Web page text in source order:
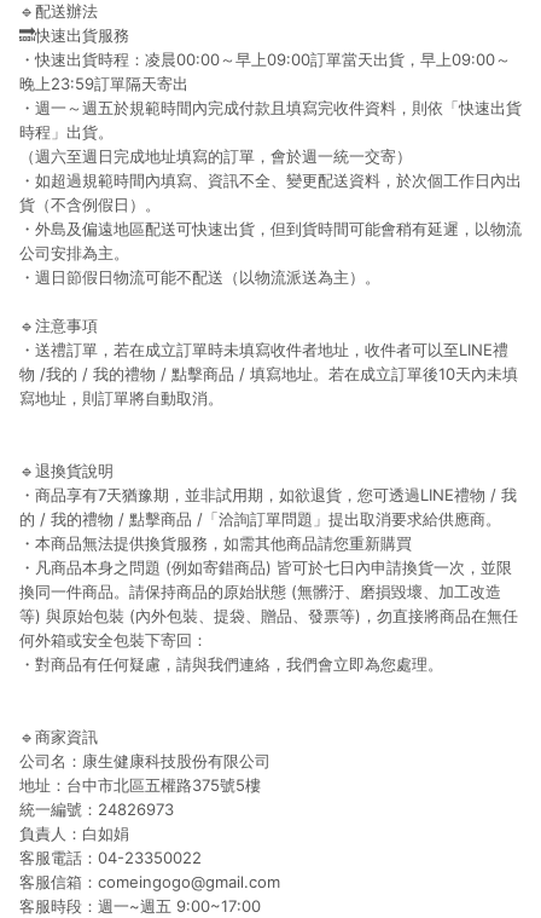
🔹配送辦法
🔜快速出貨服務
・快速出貨時程：凌晨00:00～早上09:00訂單當天出貨，早上09:00～
晚上23:59訂單隔天寄出
・週一～週五於規範時間內完成付款且填寫完收件資料，則依「快速出貨
時程」出貨。
（週六至週日完成地址填寫的訂單，會於週一統一交寄）
・如超過規範時間內填寫、資訊不全、變更配送資料，於次個工作日內出
貨（不含例假日）。
・外島及偏遠地區配送可快速出貨，但到貨時間可能會稍有延遲，以物流
公司安排為主。
・週日節假日物流可能不配送（以物流派送為主）。
🔹注意事項
・送禮訂單，若在成立訂單時未填寫收件者地址，收件者可以至LINE禮
物 /我的 / 我的禮物 / 點擊商品 / 填寫地址。若在成立訂單後10天內未填
寫地址，則訂單將自動取消。
🔹退換貨說明
・商品享有7天猶豫期，並非試用期，如欲退貨，您可透過LINE禮物 / 我
的 / 我的禮物 / 點擊商品 /「洽詢訂單問題」提出取消要求給供應商。
・本商品無法提供換貨服務，如需其他商品請您重新購買
・凡商品本身之問題 (例如寄錯商品) 皆可於七日內申請換貨一次，並限
換同一件商品。請保持商品的原始狀態 (無髒汙、磨損毀壞、加工改造
等) 與原始包裝 (內外包裝、提袋、贈品、發票等)，勿直接將商品在無任
何外箱或安全包裝下寄回：
・對商品有任何疑慮，請與我們連絡，我們會立即為您處理。
🔹商家資訊
公司名：康生健康科技股份有限公司
地址：台中市北區五權路375號5樓
統⼀編號：24826973
負責⼈：白如娟
客服電話：04-23350022
客服信箱：comeingogo@gmail.com
客服時段：週一~週五 9:00~17:00